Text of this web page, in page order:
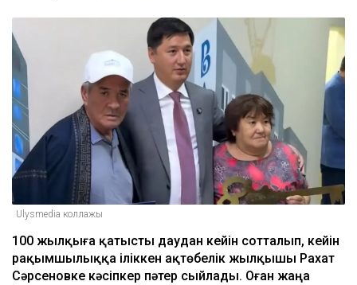
Ulysmedia коллажы
100 жылқыға қатысты даудан кейін сотталып, кейін
рақымшылыққа іліккен ақтөбелік жылқышы Рахат
Сәрсеновке кәсіпкер пәтер сыйлады. Оған жаңа